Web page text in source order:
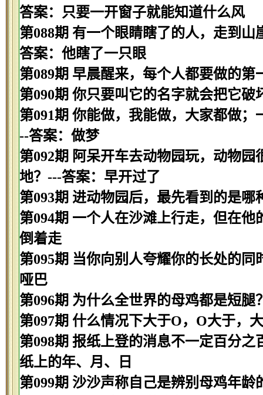
答案：只要一开窗子就能知道什么风
第088期 有一个眼睛瞎了的人，走到
答案：他瞎了一只眼
第089期 早晨醒来，每个人都要做的
第090期 你只要叫它的名字就会把它
第091期 你能做，我能做，大家都做
--答案：做梦
第092期 阿呆开车去动物园玩，动物
地？---答案：早开过了
第093期 进动物园后，最先看到的是哪
第094期 一个人在沙滩上行走，但在
倒着走
第095期 当你向别人夸耀你的长处的
哑巴
第096期 为什么全世界的母鸡都是短
第097期 什么情况下大于O，O大于，
第098期 报纸上登的消息不一定百分
纸上的年、月、日
第099期 沙沙声称自己是辨别母鸡年